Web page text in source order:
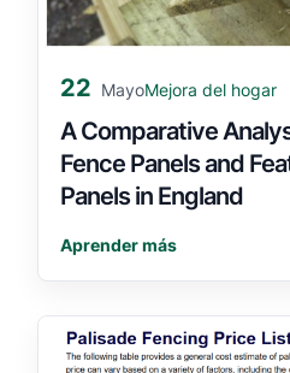
22 MayoMejora del hogar
A Comparative
Fence Panels and
Panels in England
Aprender más